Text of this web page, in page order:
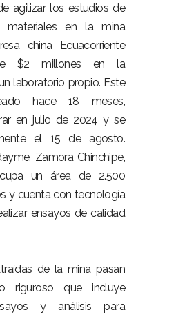
agilizar los estudios de
materiales en la mina
china Ecuacorriente
$2 millones en la
laboratorio propio. Este
hace 18 meses,
en julio de 2024 y se
el 15 de agosto.
Zamora Chinchipe,
un área de 2.500
y cuenta con tecnología
ensayos de calidad
de la mina pasan
riguroso que incluye
y análisis para